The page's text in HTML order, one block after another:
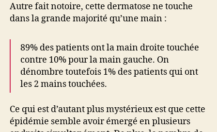
Autre fait notoire, cette dermatose ne touche
dans la grande majorité qu’une main :
89% des patients ont la main droite touchée
contre 10% pour la main gauche. On
dénombre toutefois 1% des patients qui ont
les 2 mains touchées.
Ce qui est d’autant plus mystérieux est que cette
épidémie semble avoir émergé en plusieurs